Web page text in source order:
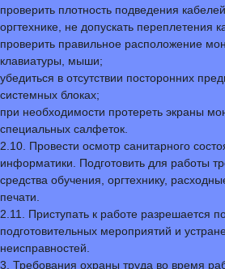
проверить плотность подведения
оргтехнике, не допускать переплетения
проверить правильное расположение
клавиатуры, мыши;
убедиться в отсутствии посторонних
системных блоках;
при необходимости протереть экраны
специальных салфеток.
2.10. Провести осмотр санитарного
информатики. Подготовить для работы
средства обучения, оргтехнику,
печати.
2.11. Приступать к работе разрешается
подготовительных мероприятий и
неисправностей.
3. Требования охраны труда во время